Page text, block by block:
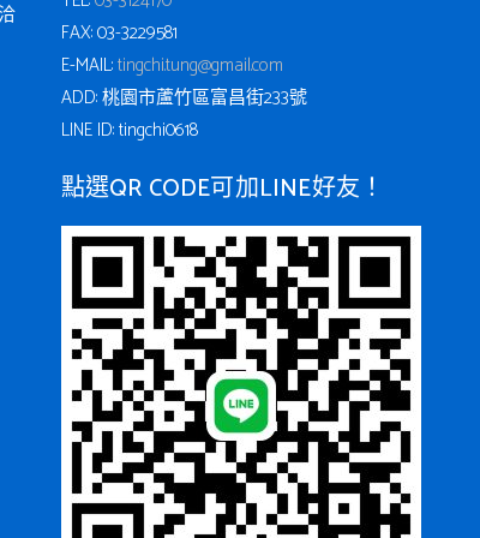
FAX: 03-3229581
E-MAIL:tingchi.tung@gmail.com
ADD: 桃園市蘆竹區富昌街233號
LINE ID: tingchi0618
點選QR CODE可加LINE好友！